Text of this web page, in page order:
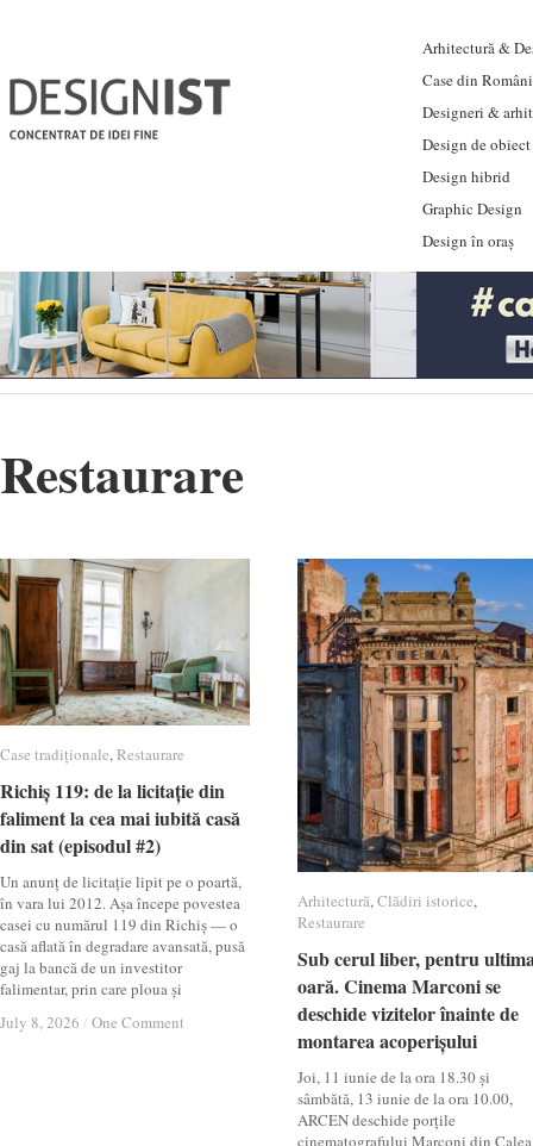
Arhitectură &
Case din
Designeri &
Design de obiect
Design hibrid
Graphic Design
Design în oraș
Restaurare
Case tradiționale,Restaurare
Richiș 119: de la licitație din
faliment la cea mai iubită casă
din sat (episodul #2)
Un anunț de licitație lipit pe o poartă,
în vara lui 2012. Așa începe povestea
casei cu numărul 119 din Richiș — o
casă aflată în degradare avansată, pusă
gaj la bancă de un investitor
falimentar, prin care ploua și
July 8, 2026 / One Comment
Case tradiționale Restaurare
Richiș 119: de la licitație din
faliment la cea mai iubită casă
din sat (episodul #2)
July 8, 2026 / One Comment
Arhitectură,Clădiri istorice,
Restaurare
Sub cerul liber, pentru
oară. Cinema Marconi se
deschide vizitelor înainte de
montarea acoperișului
Joi, 11 iunie de la ora 18.30 și
sâmbătă, 13 iunie de la ora 10.00,
ARCEN deschide porțile
cinematografului Marconi din Calea
Arhitectură Clădiri istorice
Restaurare
Sub cerul liber, pentru
oară. Cinema Marconi se
deschide vizitelor înainte de
montarea acoperișului